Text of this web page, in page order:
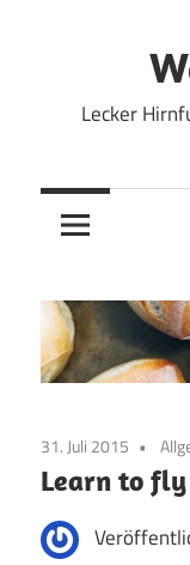
Lecker
31. Juli 2015
Learn to fly